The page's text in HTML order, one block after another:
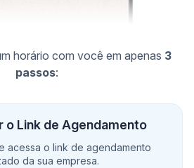
horário com você em apenas 3
passos:
o Link de Agendamento
acessa o link de agendamento
da sua empresa.